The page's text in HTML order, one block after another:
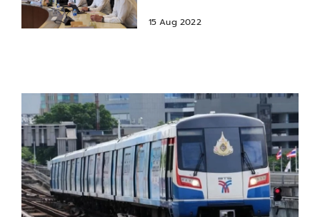
15 Aug 2022